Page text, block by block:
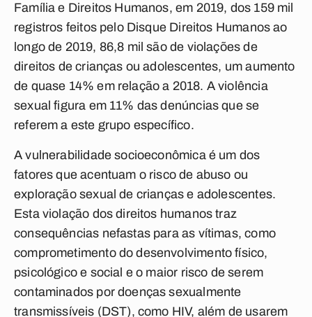
Família e Direitos Humanos, em 2019, dos 159 mil
registros feitos pelo Disque Direitos Humanos ao
longo de 2019, 86,8 mil são de violações de
direitos de crianças ou adolescentes, um aumento
de quase 14% em relação a 2018. A violência
sexual figura em 11% das denúncias que se
referem a este grupo específico.
A vulnerabilidade socioeconômica é um dos
fatores que acentuam o risco de abuso ou
exploração sexual de crianças e adolescentes.
Esta violação dos direitos humanos traz
consequências nefastas para as vítimas, como
comprometimento do desenvolvimento físico,
psicológico e social e o maior risco de serem
contaminados por doenças sexualmente
transmissíveis (DST), como HIV, além de usarem